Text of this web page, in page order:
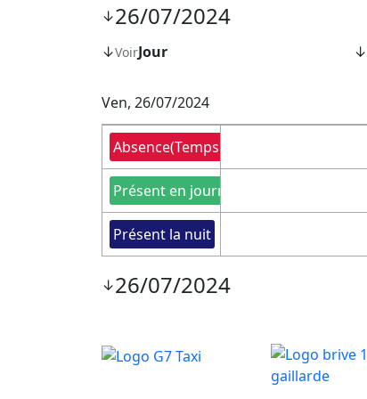
↓26/07/2024
↓VoirJour ↓
Ven, 26/07/2024
Absence(Temps libre)
Présent en journée
Présent la nuit
↓26/07/2024